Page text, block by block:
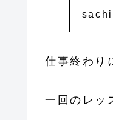
仕事終わり
一回のレッ